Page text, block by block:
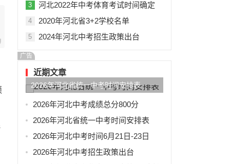
3 河北2022年中考体育考试时间确定
4 2020年河北省3+2学校名单
5 2024年河北中考招生政策出台
广告
近期文章
2026年河北省统一中考时间安排表
2026年河北中考成绩总分800分
2026年河北省统一中考时间安排表
2026年河北中考时间6月21日-23日
2026年河北中考招生政策出台